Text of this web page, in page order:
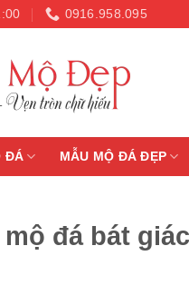
0916.958.095
ĐÁ MẪU MỘ ĐÁ ĐẸP
đá bát